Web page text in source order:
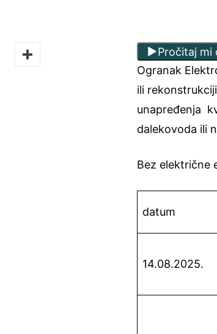
Pročitaj mi
Ogranak
ili
unapređenja
dalekovoda ili
Bez električne
datum
14.08.2025.